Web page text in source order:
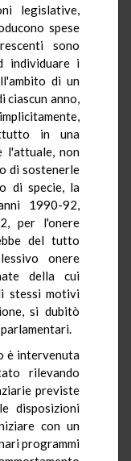
legislative,
spese
sono
individuare i
di un
ciascun anno,
in una
l'attuale, non
di sostenerle
di specie, la
1990-92,
per l'onere
del tutto
onere
della cui
stessi motivi
si dubitò
è intervenuta
rilevando
previste
disposizioni
con un
programmi